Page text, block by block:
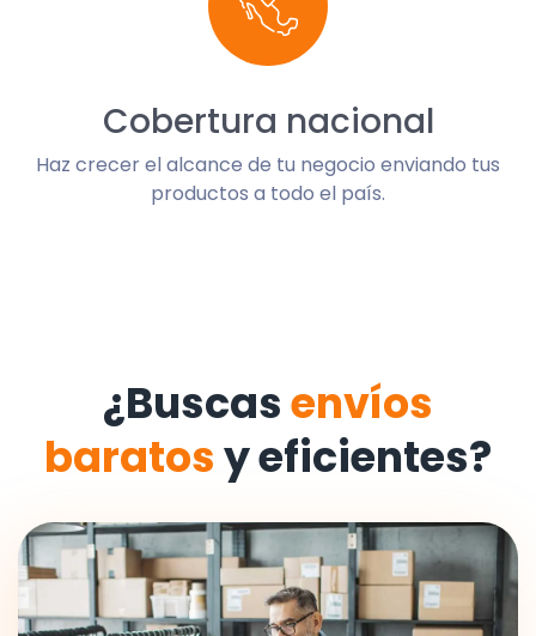
Cobertura nacional
Haz crecer el alcance de tu negocio enviando tus
productos a todo el país.
¿Buscasenvíos
baratosy eficientes?